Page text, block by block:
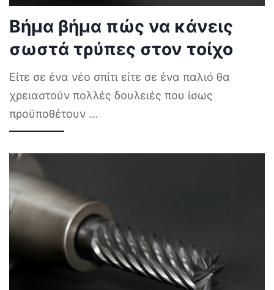
Βήμα βήμα πώς να κάνεις
σωστά τρύπες στον τοίχο
Είτε σε ένα νέο σπίτι είτε σε ένα παλιό θα
χρειαστούν πολλές δουλειές που ίσως
προϋποθέτουν ...